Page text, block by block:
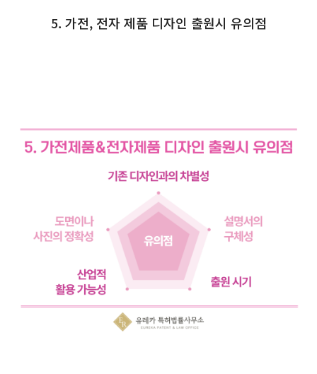
5. 가전, 전자 제품 디자인 출원시 유의점